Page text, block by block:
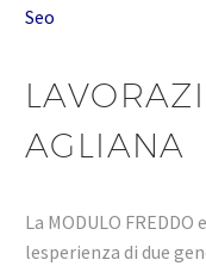
Seo
AGLIANA
La MODULO
lesperienza di due